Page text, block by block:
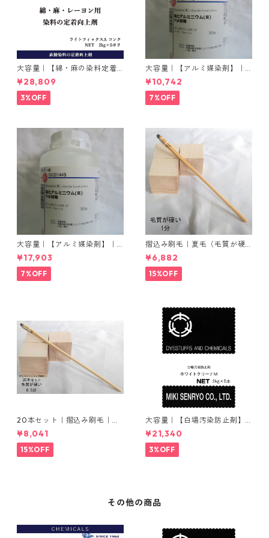
大容量｜【綿・麻の染料定着
向上剤】｜2kg×5本｜ライト
フィックスAコンク
¥28,809
3%OFF
大容量｜【アルミ媒染剤】｜5
00g−3本入り｜塩化アルミニ
ウム
¥10,742
7%OFF
大容量｜【アルミ媒染剤】｜5
00g−5本入り｜塩化アルミニ
ウム
¥17,903
7%OFF
摺込み刷毛｜夏毛（毛質が硬
い）1分｜16本入り＊1セット
¥6,882
15%OFF
20本セット｜摺込み刷毛｜夏
毛（毛質が硬い）0.5分
¥8,041
15%OFF
大容量｜【白場汚染防止剤】
｜2kg×5本｜ホワイトクリー
ナＭ
¥21,340
3%OFF
その他の商品